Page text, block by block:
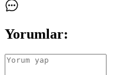
Yorumlar: